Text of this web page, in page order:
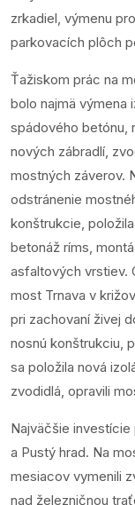
zrkadiel, výmenu
parkovacích plôch
Ťažiskom prác na
bolo najmä výmena
spádového betónu,
nových zábradlí,
mostných záverov.
odstránenie
konštrukcie,
betonáž ríms,
asfaltových vrstiev.
most Trnava v
pri zachovaní živej
nosnú konštrukciu,
sa položila nová
zvodidlá, opravili
Najväčšie
a Pustý hrad. Na
mesiacov vymenili
nad železničnou